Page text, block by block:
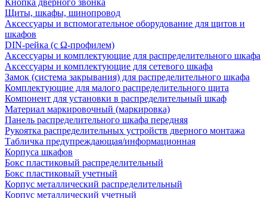
Кнопка дверного звонка
Щиты, шкафы, шинопровод
Аксессуары и вспомогательное оборудование для щитов и
шкафов
DIN-рейка (с Ω-профилем)
Аксессуары и комплектующие для распределительного шкафа
Аксессуары и комплектующие для сетевого шкафа
Замок (система закрывания) для распределительного шкафа
Комплектующие для малого распределительного щита
Компонент для установки в распределительный шкаф
Материал маркировочный (маркировка)
Панель распределительного шкафа передняя
Рукоятка распределительных устройств дверного монтажа
Табличка предупреждающая/информационная
Корпуса шкафов
Бокс пластиковый распределительный
Бокс пластиковый учетный
Корпус металлический распределительный
Корпус металлический учетный